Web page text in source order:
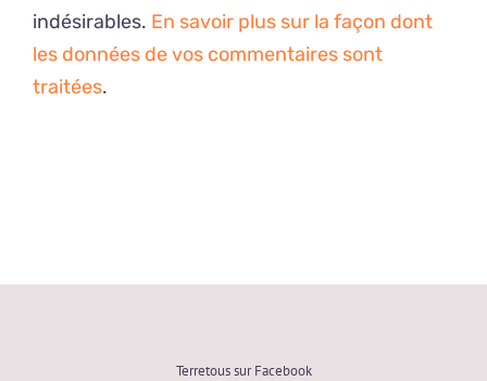
indésirables. En savoir plus sur la façon dont
les données de vos commentaires sont
traitées.
Terretous sur Facebook